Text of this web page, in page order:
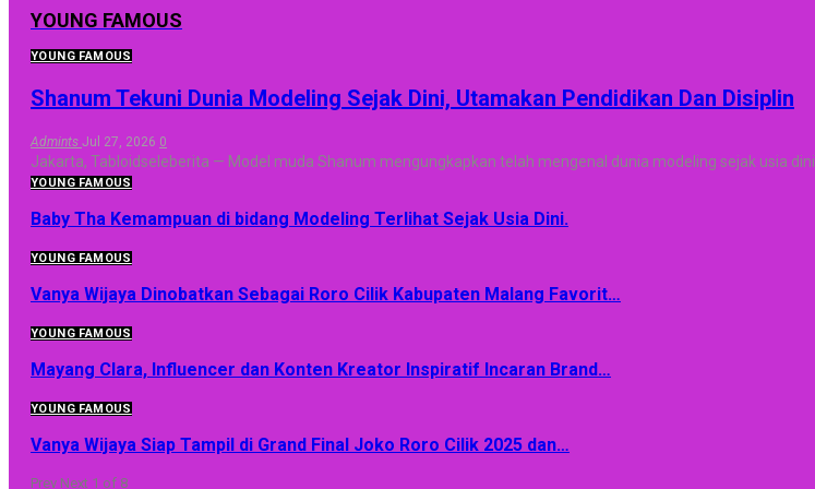
YOUNG FAMOUS
YOUNG FAMOUS
Shanum Tekuni Dunia Modeling Sejak Dini, Utamakan Pendidikan Dan Disiplin
Admints Jul 27, 2026 0
Jakarta, Tabloidseleberita — Model muda Shanum mengungkapkan telah mengenal dunia modeling sejak usia dini.
YOUNG FAMOUS
Baby Tha Kemampuan di bidang Modeling Terlihat Sejak Usia Dini.
YOUNG FAMOUS
Vanya Wijaya Dinobatkan Sebagai Roro Cilik Kabupaten Malang Favorit…
YOUNG FAMOUS
Mayang Clara, Influencer dan Konten Kreator Inspiratif Incaran Brand…
YOUNG FAMOUS
Vanya Wijaya Siap Tampil di Grand Final Joko Roro Cilik 2025 dan…
Prev Next 1 of 8